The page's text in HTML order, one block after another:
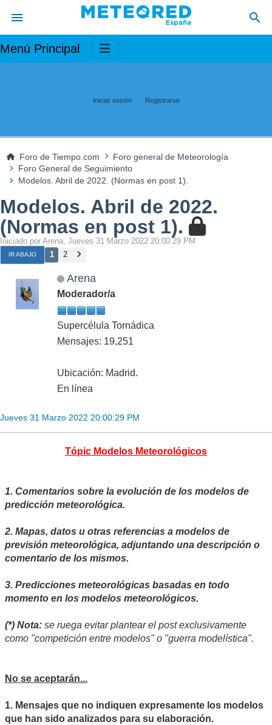
Menú Principal
Iniciar sesión Registrarse
Foro de Tiempo.com
Foro general de Meteorología
Foro General de Seguimiento
Modelos. Abril de 2022. (Normas en post 1).
Modelos. Abril de 2022.
(Normas en post 1).
Iniciado por Arena, Jueves 31 Marzo 2022 20:00:29 PM
IR ABAJO 1 2
Arena
Moderador/a
Supercélula Tornádica
Mensajes: 19,251
Ubicación: Madrid.
En línea
Jueves 31 Marzo 2022 20:00:29 PM
Tópic Modelos Meteorológicos
1. Comentarios sobre la evolución de los modelos de
predicción meteorológica.
2. Mapas, datos u otras referencias a modelos de
previsión meteorológica, adjuntando una descripción o
comentario de los mismos.
3. Predicciones meteorológicas basadas en todo
momento en los modelos meteorológicos.
(*) Nota: se ruega evitar plantear el post exclusivamente
como "competición entre modelos" o "guerra modelística".
No se aceptarán...
1. Mensajes que no indiquen expresamente los modelos
que han sido analizados para su elaboración.